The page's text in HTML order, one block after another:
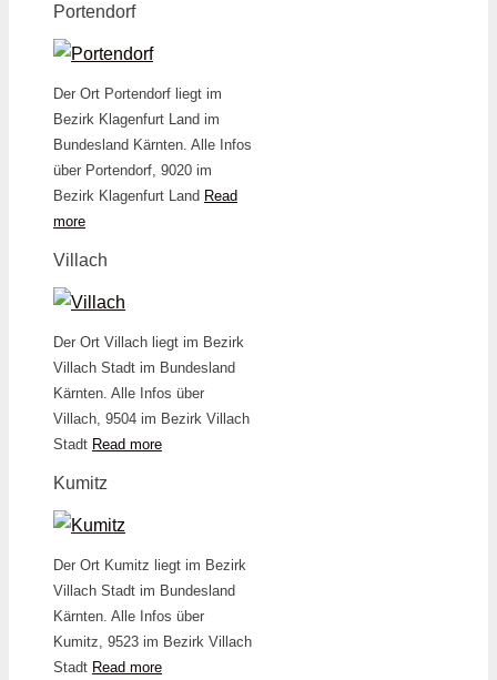
Portendorf
Der Ort Portendorf liegt im
Bezirk Klagenfurt Land im
Bundesland Kärnten. Alle Infos
über Portendorf, 9020 im
Bezirk Klagenfurt Land Read
more
Villach
Der Ort Villach liegt im Bezirk
Villach Stadt im Bundesland
Kärnten. Alle Infos über
Villach, 9504 im Bezirk Villach
Stadt Read more
Kumitz
Der Ort Kumitz liegt im Bezirk
Villach Stadt im Bundesland
Kärnten. Alle Infos über
Kumitz, 9523 im Bezirk Villach
Stadt Read more